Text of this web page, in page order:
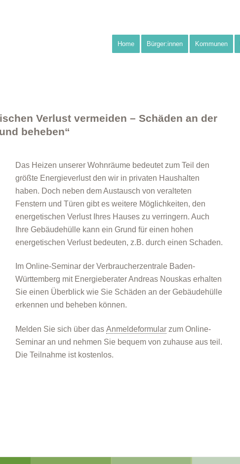
Home Bürger:innen Kommunen
Verlust vermeiden – Schäden an der
beheben“
Das Heizen unserer Wohnräume bedeutet zum Teil den
größte Energieverlust den wir in privaten Haushalten
haben. Doch neben dem Austausch von veralteten
Fenstern und Türen gibt es weitere Möglichkeiten, den
energetischen Verlust Ihres Hauses zu verringern. Auch
Ihre Gebäudehülle kann ein Grund für einen hohen
energetischen Verlust bedeuten, z.B. durch einen Schaden.
Im Online-Seminar der Verbraucherzentrale Baden-
Württemberg mit Energieberater Andreas Nouskas erhalten
Sie einen Überblick wie Sie Schäden an der Gebäudehülle
erkennen und beheben können.
Melden Sie sich über das Anmeldeformularzum Online-
Seminar an und nehmen Sie bequem von zuhause aus teil.
Die Teilnahme ist kostenlos.